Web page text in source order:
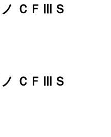
ＣＦⅢＳ
ＣＦⅢＳ